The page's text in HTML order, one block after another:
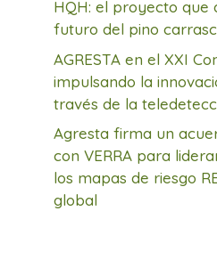
HQH: el proyecto que
futuro del pino
AGRESTA en el XXI
impulsando la
través de la
Agresta firma un
con VERRA para
los mapas de riesgo
global